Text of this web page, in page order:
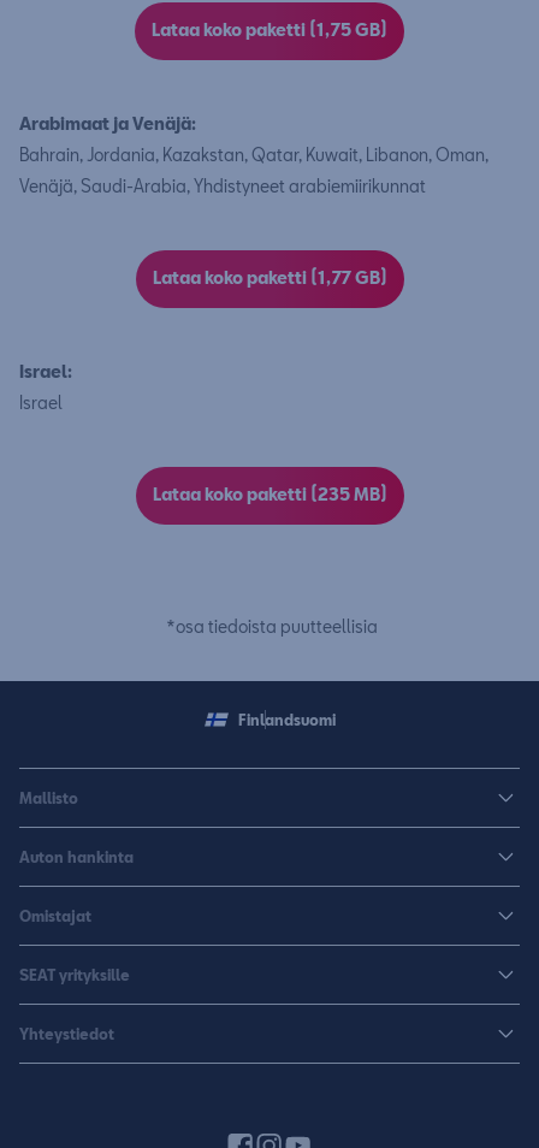
Lataa koko paketti (1,75 GB)
Arabimaat ja Venäjä:
Bahrain, Jordania, Kazakstan, Qatar, Kuwait, Libanon, Oman,
Venäjä, Saudi-Arabia, Yhdistyneet arabiemiirikunnat
Lataa koko paketti (1,77 GB)
Israel:
Israel
Lataa koko paketti (235 MB)
*osa tiedoista puutteellisia
Finlandsuomi
Mallisto
Leon
Leon Sportstourer
Sähköautot
CUPRA
Auton hankinta
Autoja nopeaan toimitukseen
K-Auto SEAT
Varaa koeajo
Hinnastot ja esitteet
Omistajat
Lisävarusteet ja tarvikkeet
Huolenpitosopimus
SEAT yrityksille
Huolto ja takuu
Yhteystiedot